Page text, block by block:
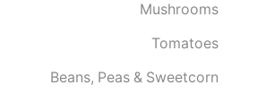
Mushrooms
Tomatoes
Beans, Peas & Sweetcorn